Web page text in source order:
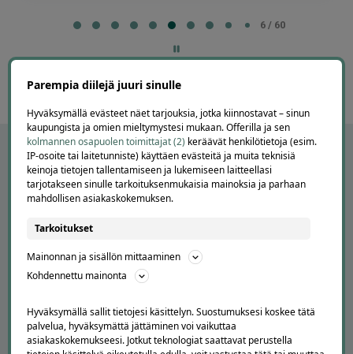
60
6 / 60
Peruuta tilaus
Asiakaspalvelu
Parempia diilejä juuri sinulle
Hyväksymällä evästeet näet tarjouksia, jotka kiinnostavat – sinun
kaupungista ja omien mieltymystesi mukaan. Offerilla ja sen
kolmannen osapuolen toimittajat (2) keräävät henkilötietoja (esim.
IP-osoite tai laitetunniste) käyttäen evästeitä ja muita teknisiä
keinoja tietojen tallentamiseen ja lukemiseen laitteellasi
tarjotakseen sinulle tarkoituksenmukaisia mainoksia ja parhaan
mahdollisen asiakaskokemuksen.
Tarkoitukset
Mainonnan ja sisällön mittaaminen
Kohdennettu mainonta
Hyväksymällä sallit tietojesi käsittelyn. Suostumuksesi koskee tätä
palvelua, hyväksymättä jättäminen voi vaikuttaa
asiakaskokemukseesi. Jotkut teknologiat saattavat perustella